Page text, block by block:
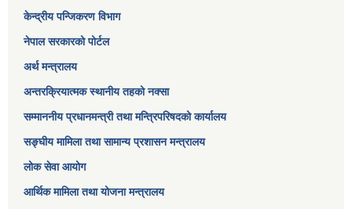
केन्द्रीय पन्जिकरण विभाग
नेपाल सरकारको पोर्टल
अर्थ मन्त्रालय
अन्तरक्रियात्मक स्थानीय तहको नक्सा
सम्माननीय प्रधानमन्त्री तथा मन्त्रिपरिषद‌को कार्यालय
सङ्‍घीय मामिला तथा सामान्य प्रशासन मन्त्रालय
लोक सेवा आयोग
आर्थिक मामिला तथा योजना मन्त्रालय​